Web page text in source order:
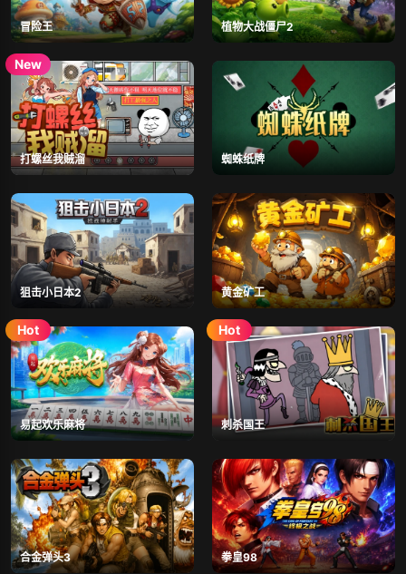
冒险王 植物大战僵尸2
打螺丝我贼溜 蜘蛛纸牌
狙击小日本2 黄金矿工
易起欢乐麻将 刺杀国王
合金弹头3 拳皇98